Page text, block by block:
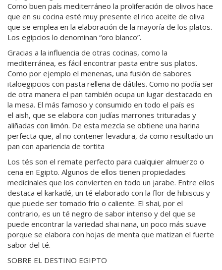
Como buen país mediterráneo la proliferación de olivos hace
que en su cocina esté muy presente el rico aceite de oliva
que se emplea en la elaboración de la mayoría de los platos.
Los egipcios lo denominan “oro blanco”.
Gracias a la influencia de otras cocinas, como la
mediterránea, es fácil encontrar pasta entre sus platos.
Como por ejemplo el menenas, una fusión de sabores
italoegipcios con pasta rellena de dátiles. Como no podía ser
de otra manera el pan también ocupa un lugar destacado en
la mesa. El más famoso y consumido en todo el país es
el aish, que se elabora con judías marrones trituradas y
aliñadas con limón. De esta mezcla se obtiene una harina
perfecta que, al no contener levadura, da como resultado un
pan con apariencia de tortita
Los tés son el remate perfecto para cualquier almuerzo o
cena en Egipto. Algunos de ellos tienen propiedades
medicinales que los convierten en todo un jarabe. Entre ellos
destaca el karkadé, un té elaborado con la flor de hibiscus y
que puede ser tomado frío o caliente. El shai, por el
contrario, es un té negro de sabor intenso y del que se
puede encontrar la variedad shai nana, un poco más suave
porque se elabora con hojas de menta que matizan el fuerte
sabor del té.
SOBRE EL DESTINO EGIPTO